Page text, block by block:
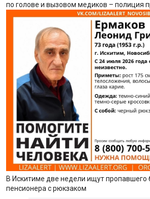
по голове и вызовом медиков – полиция
В Искитиме две недели ищут пропавшего
пенсионера с рюкзаком